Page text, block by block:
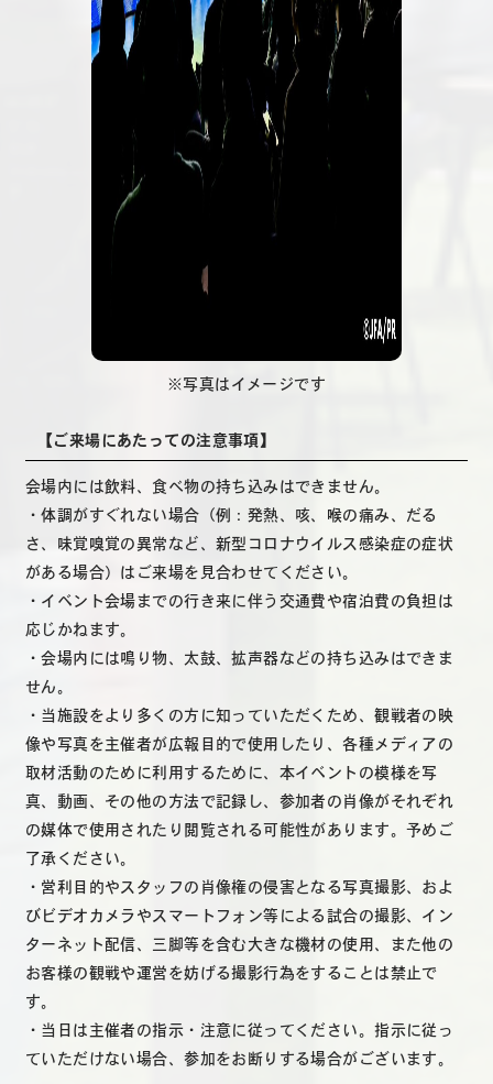
※写真はイメージです
【ご来場にあたっての注意事項】
会場内には飲料、食べ物の持ち込みはできません。
・体調がすぐれない場合（例：発熱、咳、喉の痛み、だる
さ、味覚嗅覚の異常など、新型コロナウイルス感染症の症状
がある場合）はご来場を見合わせてください。
・イベント会場までの行き来に伴う交通費や宿泊費の負担は
応じかねます。
・会場内には鳴り物、太鼓、拡声器などの持ち込みはできま
せん。
・当施設をより多くの方に知っていただくため、観戦者の映
像や写真を主催者が広報目的で使用したり、各種メディアの
取材活動のために利用するために、本イベントの模様を写
真、動画、その他の方法で記録し、参加者の肖像がそれぞれ
の媒体で使用されたり閲覧される可能性があります。予めご
了承ください。
・営利目的やスタッフの肖像権の侵害となる写真撮影、およ
びビデオカメラやスマートフォン等による試合の撮影、イン
ターネット配信、三脚等を含む大きな機材の使用、また他の
お客様の観戦や運営を妨げる撮影行為をすることは禁止で
す。
・当日は主催者の指示・注意に従ってください。指示に従っ
ていただけない場合、参加をお断りする場合がございます。